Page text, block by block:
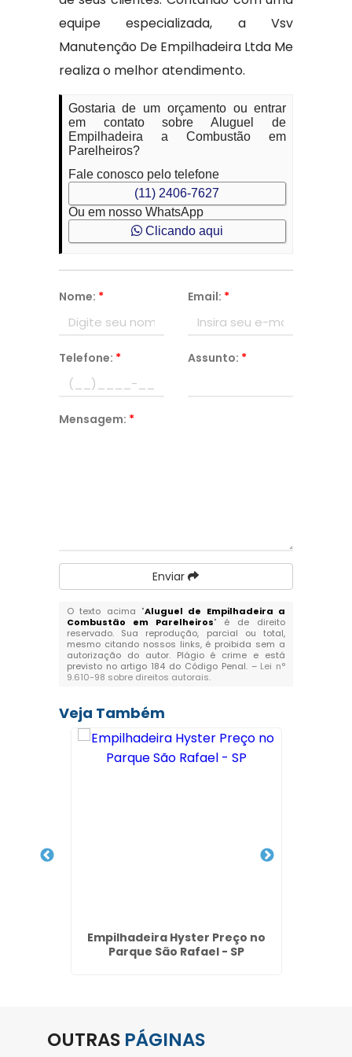
equipe especializada, a Vsv
Manutenção De Empilhadeira Ltda Me
realiza o melhor atendimento.
Gostaria de um orçamento ou entrar
em contato sobre Aluguel de
Empilhadeira a Combustão em
Parelheiros?
Fale conosco pelo telefone
(11) 2406-7627
Ou em nosso WhatsApp
Clicando aqui
Nome: * Email: *
Telefone: * Assunto: *
Mensagem: *
Enviar
O texto acima "Aluguel de Empilhadeira a
Combustão em Parelheiros" é de direito
reservado. Sua reprodução, parcial ou total,
mesmo citando nossos links, é proibida sem a
autorização do autor. Plágio é crime e está
previsto no artigo 184 do Código Penal. – Lei n°
9.610-98 sobre direitos autorais.
Veja Também
Empilhadeira Hyster Preço no
Parque São Rafael - SP
OUTRAS PÁGINAS